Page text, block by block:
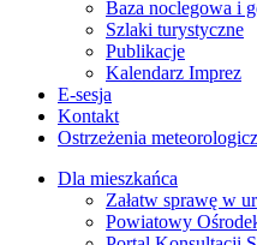
Baza noclegowa i
Szlaki turystyczne
Publikacje
Kalendarz Imprez
E-sesja
Kontakt
Ostrzeżenia
Dla mieszkańca
Załatw sprawę w
Powiatowy